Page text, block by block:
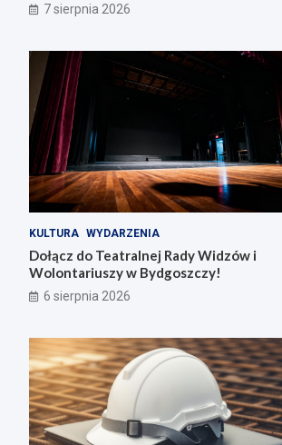
7 sierpnia 2026
KULTURA WYDARZENIA
Dołącz do Teatralnej Rady Widzów i
Wolontariuszy w Bydgoszczy!
6 sierpnia 2026